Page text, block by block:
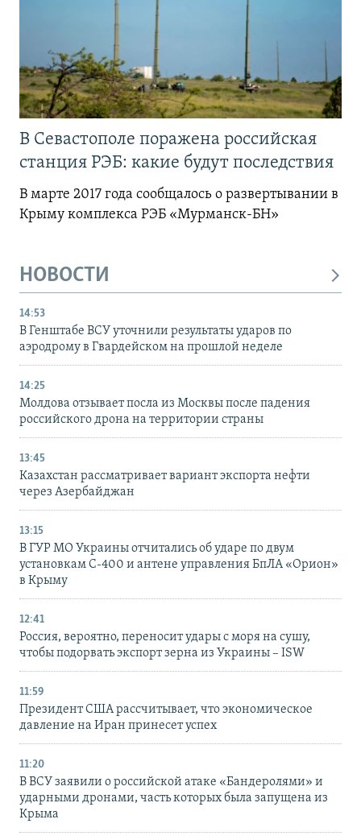
В Севастополе поражена российская
станция РЭБ: какие будут последствия
В марте 2017 года сообщалось о развертывании в
Крыму комплекса РЭБ «Мурманск-БН»
НОВОСТИ
14:53
В Генштабе ВСУ уточнили результаты ударов по
аэродрому в Гвардейском на прошлой неделе
14:25
Молдова отзывает посла из Москвы после падения
российского дрона на территории страны
13:45
Казахстан рассматривает вариант экспорта нефти
через Азербайджан
13:15
В ГУР МО Украины отчитались об ударе по двум
установкам С-400 и антене управления БпЛА «Орион»
в Крыму
12:41
Россия, вероятно, переносит удары с моря на сушу,
чтобы подорвать экспорт зерна из Украины – ISW
11:59
Президент США рассчитывает, что экономическое
давление на Иран принесет успех
11:20
В ВСУ заявили о российской атаке «Бандеролями» и
ударными дронами, часть которых была запущена из
Крыма